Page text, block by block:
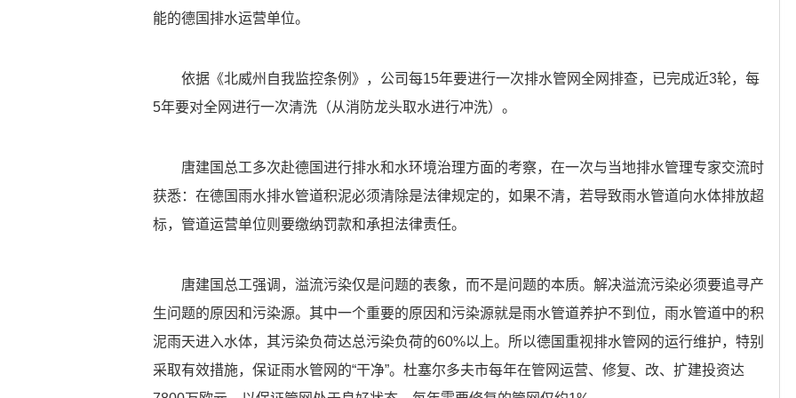
能的德国排水运营单位。
依据《北威州自我监控条例》，公司每15年要进行一次排水管网全网排查，已完成近3轮，每
5年要对全网进行一次清洗（从消防龙头取水进行冲洗）。
唐建国总工多次赴德国进行排水和水环境治理方面的考察，在一次与当地排水管理专家交流时
获悉：在德国雨水排水管道积泥必须清除是法律规定的，如果不清，若导致雨水管道向水体排放超
标，管道运营单位则要缴纳罚款和承担法律责任。
唐建国总工强调， 溢流污染仅是问题的表象，而不是问题的本质。解决溢流污染必须要追寻产
生问题的原因和污染源。其中一个重要的原因和污染源就是雨水管道养护不到位，雨水管道中的积
泥雨天进入水体，其污染负荷达总污染负荷的60%以上。所以德国重视排水管网的运行维护，特别
采取有效措施，保证雨水管网的“干净”。 杜塞尔多夫市每年在管网运营、修复、改、扩建投资达